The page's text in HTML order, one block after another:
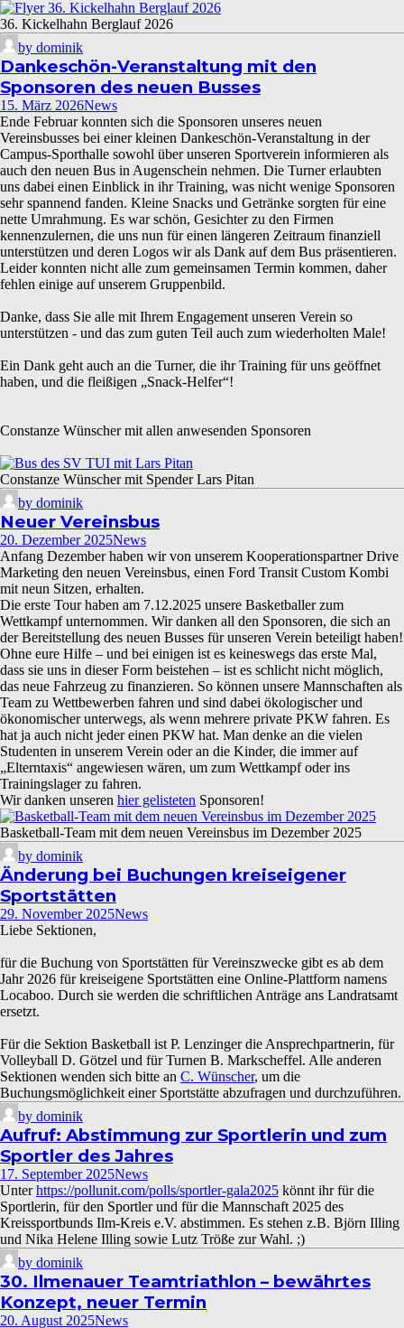
36. Kickelhahn Berglauf 2026
by dominik
Dankeschön-Veranstaltung mit den
Sponsoren des neuen Busses
15. März 2026News
Ende Februar konnten sich die Sponsoren unseres neuen
Vereinsbusses bei einer kleinen Dankeschön-Veranstaltung in der
Campus-Sporthalle sowohl über unseren Sportverein informieren als
auch den neuen Bus in Augenschein nehmen. Die Turner erlaubten
uns dabei einen Einblick in ihr Training, was nicht wenige Sponsoren
sehr spannend fanden. Kleine Snacks und Getränke sorgten für eine
nette Umrahmung. Es war schön, Gesichter zu den Firmen
kennenzulernen, die uns nun für einen längeren Zeitraum finanziell
unterstützen und deren Logos wir als Dank auf dem Bus präsentieren.
Leider konnten nicht alle zum gemeinsamen Termin kommen, daher
fehlen einige auf unserem Gruppenbild.
Danke, dass Sie alle mit Ihrem Engagement unseren Verein so
unterstützen - und das zum guten Teil auch zum wiederholten Male!
Ein Dank geht auch an die Turner, die ihr Training für uns geöffnet
haben, und die fleißigen „Snack-Helfer“!
Constanze Wünscher mit allen anwesenden Sponsoren
Constanze Wünscher mit Spender Lars Pitan
by dominik
Neuer Vereinsbus
20. Dezember 2025News
Anfang Dezember haben wir von unserem Kooperationspartner Drive
Marketing den neuen Vereinsbus, einen Ford Transit Custom Kombi
mit neun Sitzen, erhalten.
Die erste Tour haben am 7.12.2025 unsere Basketballer zum
Wettkampf unternommen. Wir danken all den Sponsoren, die sich an
der Bereitstellung des neuen Busses für unseren Verein beteiligt haben!
Ohne eure Hilfe – und bei einigen ist es keineswegs das erste Mal,
dass sie uns in dieser Form beistehen – ist es schlicht nicht möglich,
das neue Fahrzeug zu finanzieren. So können unsere Mannschaften als
Team zu Wettbewerben fahren und sind dabei ökologischer und
ökonomischer unterwegs, als wenn mehrere private PKW fahren. Es
hat ja auch nicht jeder einen PKW hat. Man denke an die vielen
Studenten in unserem Verein oder an die Kinder, die immer auf
„Elterntaxis“ angewiesen wären, um zum Wettkampf oder ins
Trainingslager zu fahren.
Wir danken unseren hier gelisteten Sponsoren!
Basketball-Team mit dem neuen Vereinsbus im Dezember 2025
by dominik
Änderung bei Buchungen kreiseigener
Sportstätten
29. November 2025News
Liebe Sektionen,
für die Buchung von Sportstätten für Vereinszwecke gibt es ab dem
Jahr 2026 für kreiseigene Sportstätten eine Online-Plattform namens
Locaboo. Durch sie werden die schriftlichen Anträge ans Landratsamt
ersetzt.
Für die Sektion Basketball ist P. Lenzinger die Ansprechpartnerin, für
Volleyball D. Götzel und für Turnen B. Markscheffel. Alle anderen
Sektionen wenden sich bitte an C. Wünscher, um die
Buchungsmöglichkeit einer Sportstätte abzufragen und durchzuführen.
by dominik
Aufruf: Abstimmung zur Sportlerin und zum
Sportler des Jahres
17. September 2025News
Unterhttps://pollunit.com/polls/sportler-gala2025 könnt ihr für die
Sportlerin, für den Sportler und für die Mannschaft 2025 des
Kreissportbunds Ilm-Kreis e.V. abstimmen. Es stehen z.B. Björn Illing
und Nika Helene Illing sowie Lutz Tröße zur Wahl. ;)
by dominik
30. Ilmenauer Teamtriathlon – bewährtes
Konzept, neuer Termin
20. August 2025News